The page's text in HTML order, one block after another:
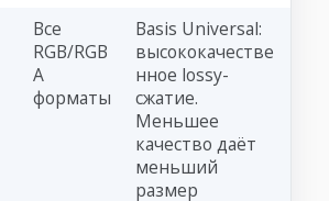
Все
RGB/RGB
A
форматы
Basis Universal:
высококачестве
нное lossy-
сжатие.
Меньшее
качество даёт
меньший
размер